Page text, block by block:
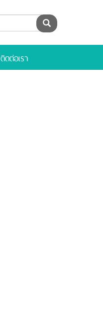
ค้นหา
ติดต่อเรา